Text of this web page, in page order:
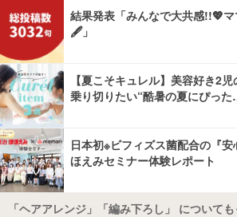
結果発表「みんなで大共感!!💖
🖋️」
【夏こそキュレル】美容好き2
乗り切りたい“酷暑の夏にぴっ
日本初※ビフィズス菌配合の『
ほえみセミナー体験レポート
「ヘアアレンジ」「編み下ろし」 について